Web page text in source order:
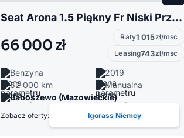
Seat Arona 1.5 Piękny Fr Niski Przebieg 62 tys km Zobacz Warto Polecam
66 000 zł Raty1 015zł/msc
Leasing743zł/msc
Benzyna
2019
62 000 km
Manualna
Baboszewo (Mazowieckie)
Zobacz oferty: Igorass Niemcy